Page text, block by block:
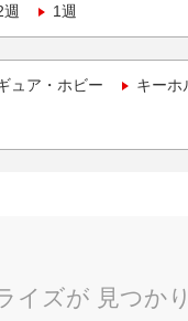
週 1週
ュア・ホビー キーホ